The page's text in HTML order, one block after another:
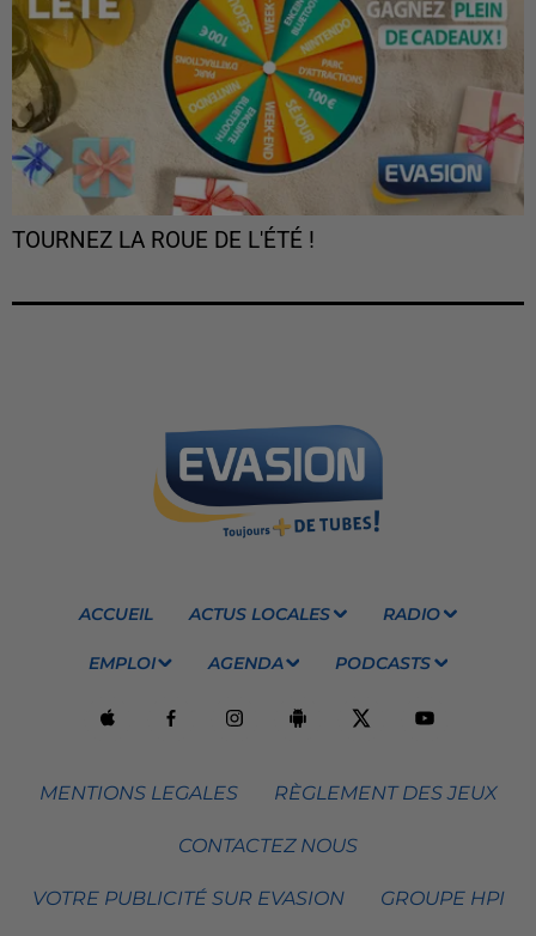
TOURNEZ LA ROUE DE L'ÉTÉ !
ACCUEIL ACTUS LOCALES RADIO
EMPLOI AGENDA PODCASTS
MENTIONS LEGALES RÈGLEMENT DES JEUX
CONTACTEZ NOUS
VOTRE PUBLICITÉ SUR EVASION GROUPE HPI